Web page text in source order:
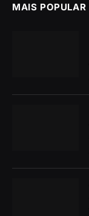
MAIS POPULAR